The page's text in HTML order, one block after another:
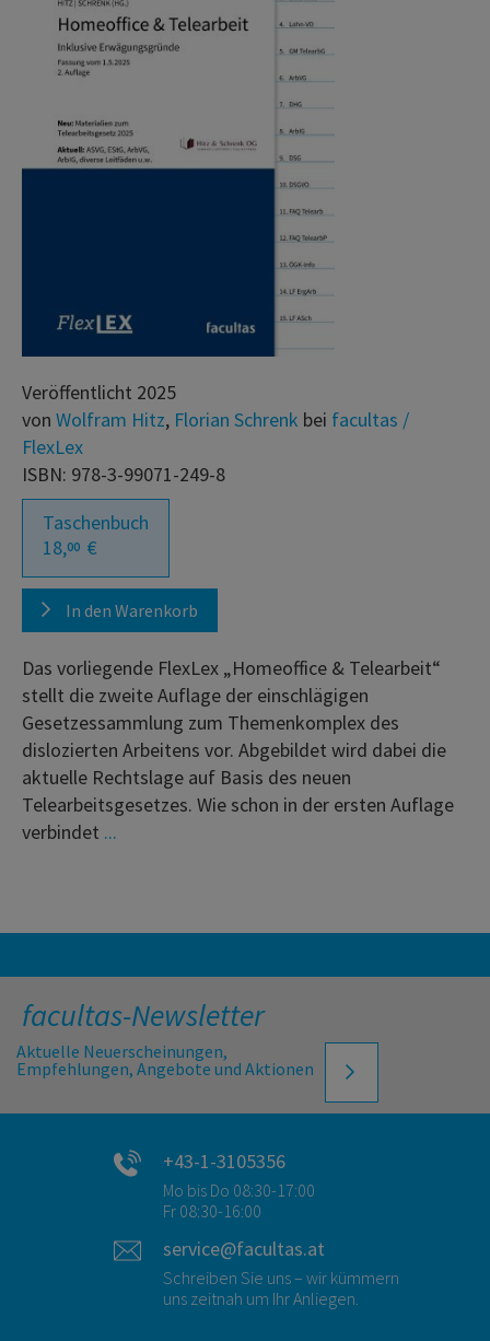
Veröffentlicht 2025
von Wolfram Hitz, Florian Schrenk bei facultas /
FlexLex
ISBN: 978-3-99071-249-8
Taschenbuch
18,00 €
In den Warenkorb
Das vorliegende FlexLex „Homeoffice & Telearbeit“
stellt die zweite Auflage der einschlägigen
Gesetzessammlung zum Themenkomplex des
dislozierten Arbeitens vor. Abgebildet wird dabei die
aktuelle Rechtslage auf Basis des neuen
Telearbeitsgesetzes. Wie schon in der ersten Auflage
verbindet ...
facultas-Newsletter
Aktuelle Neuerscheinungen,
Empfehlungen, Angebote und Aktionen
+43-1-3105356
Mo bis Do 08:30-17:00
Fr 08:30-16:00
service@facultas.at
Schreiben Sie uns – wir kümmern
uns zeitnah um Ihr Anliegen.